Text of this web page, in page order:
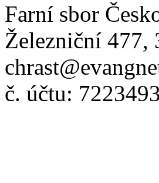
Farní sbor
Železniční 477,
č. účtu: